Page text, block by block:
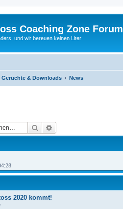
Coaching Zone Forum
und wir bereuen keinen Liter
Gerüchte & Downloads News
Suche
2020 kommt!